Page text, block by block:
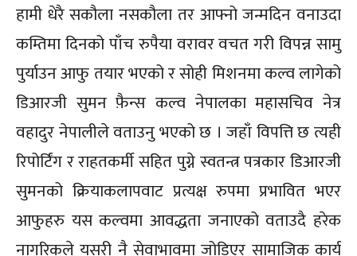
हामी धेरै सकौला नसकौला तर आफ्नो जन्मदिन वनाउदा
कम्तिमा दिनको पाँच रुपैया वरावर वचत गरी विपन्न सामु
पुर्याउन आफु तयार भएको र सोही मिशनमा कल्व लागेको
डिआरजी सुमन फ़ैन्स कल्व नेपालका महासचिव नेत्र
वहादुर नेपालीले वताउनु भएको छ । जहाँ विपत्ति छ त्यही
रिपोर्टिंग र राहतकर्मी सहित पुग्ने स्वतन्त्र पत्रकार डिआरजी
सुमनको क्रियाकलापवाट प्रत्यक्ष रुपमा प्रभावित भएर
आफुहरु यस कल्वमा आवद्धता जनाएको वताउदै हरेक
नागरिकले यसरी नै सेवाभावमा जोड़िएर सामाजिक कार्य